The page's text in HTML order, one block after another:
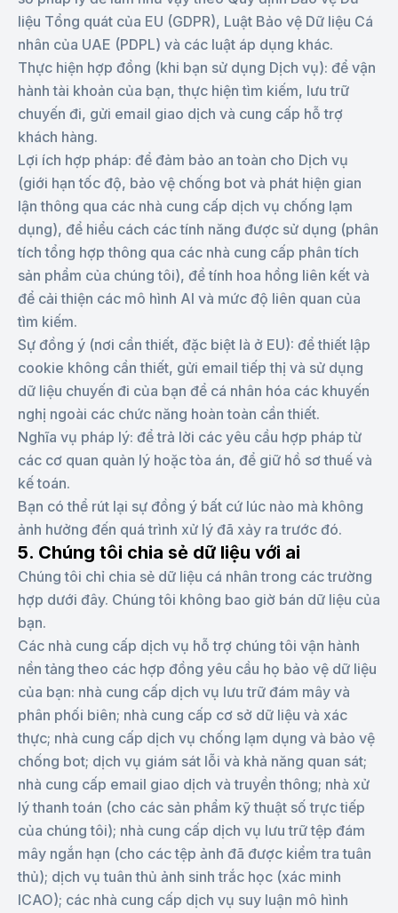
liệu Tổng quát của EU (GDPR), Luật Bảo vệ Dữ liệu Cá
nhân của UAE (PDPL) và các luật áp dụng khác.
Thực hiện hợp đồng (khi bạn sử dụng Dịch vụ): để vận
hành tài khoản của bạn, thực hiện tìm kiếm, lưu trữ
chuyến đi, gửi email giao dịch và cung cấp hỗ trợ
khách hàng.
Lợi ích hợp pháp: để đảm bảo an toàn cho Dịch vụ
(giới hạn tốc độ, bảo vệ chống bot và phát hiện gian
lận thông qua các nhà cung cấp dịch vụ chống lạm
dụng), để hiểu cách các tính năng được sử dụng (phân
tích tổng hợp thông qua các nhà cung cấp phân tích
sản phẩm của chúng tôi), để tính hoa hồng liên kết và
để cải thiện các mô hình AI và mức độ liên quan của
tìm kiếm.
Sự đồng ý (nơi cần thiết, đặc biệt là ở EU): để thiết lập
cookie không cần thiết, gửi email tiếp thị và sử dụng
dữ liệu chuyến đi của bạn để cá nhân hóa các khuyến
nghị ngoài các chức năng hoàn toàn cần thiết.
Nghĩa vụ pháp lý: để trả lời các yêu cầu hợp pháp từ
các cơ quan quản lý hoặc tòa án, để giữ hồ sơ thuế và
kế toán.
Bạn có thể rút lại sự đồng ý bất cứ lúc nào mà không
ảnh hưởng đến quá trình xử lý đã xảy ra trước đó.
5. Chúng tôi chia sẻ dữ liệu với ai
Chúng tôi chỉ chia sẻ dữ liệu cá nhân trong các trường
hợp dưới đây. Chúng tôi không bao giờ bán dữ liệu của
bạn.
Các nhà cung cấp dịch vụ hỗ trợ chúng tôi vận hành
nền tảng theo các hợp đồng yêu cầu họ bảo vệ dữ liệu
của bạn: nhà cung cấp dịch vụ lưu trữ đám mây và
phân phối biên; nhà cung cấp cơ sở dữ liệu và xác
thực; nhà cung cấp dịch vụ chống lạm dụng và bảo vệ
chống bot; dịch vụ giám sát lỗi và khả năng quan sát;
nhà cung cấp email giao dịch và truyền thông; nhà xử
lý thanh toán (cho các sản phẩm kỹ thuật số trực tiếp
của chúng tôi); nhà cung cấp dịch vụ lưu trữ tệp đám
mây ngắn hạn (cho các tệp ảnh đã được kiểm tra tuân
thủ); dịch vụ tuân thủ ảnh sinh trắc học (xác minh
ICAO); các nhà cung cấp dịch vụ suy luận mô hình